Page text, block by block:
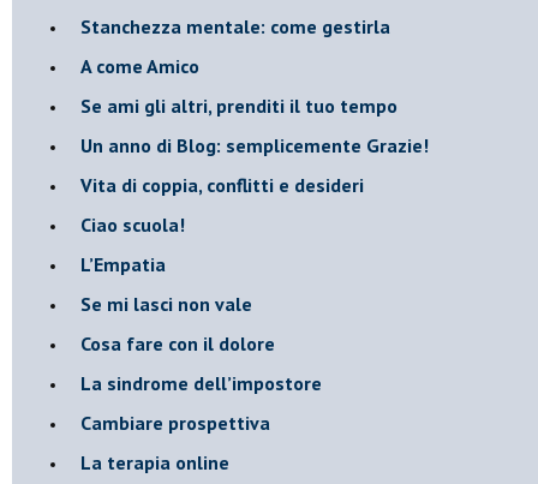
​Stanchezza mentale: come gestirla
​A come Amico
​Se ami gli altri, prenditi il tuo tempo
​Un anno di Blog: semplicemente Grazie!
​Vita di coppia, conflitti e desideri
​Ciao scuola!
​L’Empatia
​Se mi lasci non vale
Cosa fare con il dolore
​La sindrome dell’impostore
​Cambiare prospettiva
La terapia online